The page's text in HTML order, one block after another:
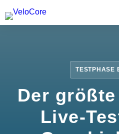
Partnerprogramm
TESTPHASE
Der
Live-